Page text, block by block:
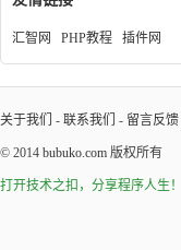
汇智网 PHP教程 插件网
关于我们 - 联系我们 - 留言反馈
© 2014 bubuko.com 版权所有
打开技术之扣，分享程序人生！